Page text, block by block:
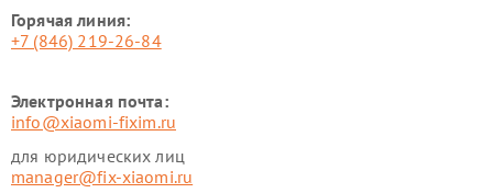
Горячая линия:
+7 (846) 219-26-84
Электронная почта:
info@xiaomi-fixim.ru
для юридических лиц
manager@fix-xiaomi.ru